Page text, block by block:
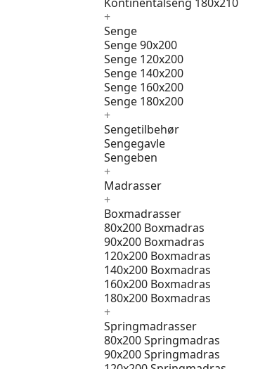
+
Senge
Senge 90x200
Senge 120x200
Senge 140x200
Senge 160x200
Senge 180x200
+
Sengetilbehør
Sengegavle
Sengeben
+
Madrasser
+
Boxmadrasser
80x200 Boxmadras
90x200 Boxmadras
120x200 Boxmadras
140x200 Boxmadras
160x200 Boxmadras
180x200 Boxmadras
+
Springmadrasser
80x200 Springmadras
90x200 Springmadras